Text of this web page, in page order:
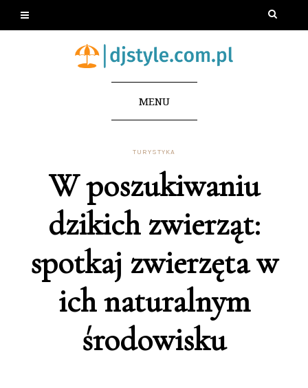
MENU
TURYSTYKA
W poszukiwaniu
dzikich zwierząt:
spotkaj zwierzęta w
ich naturalnym
środowisku